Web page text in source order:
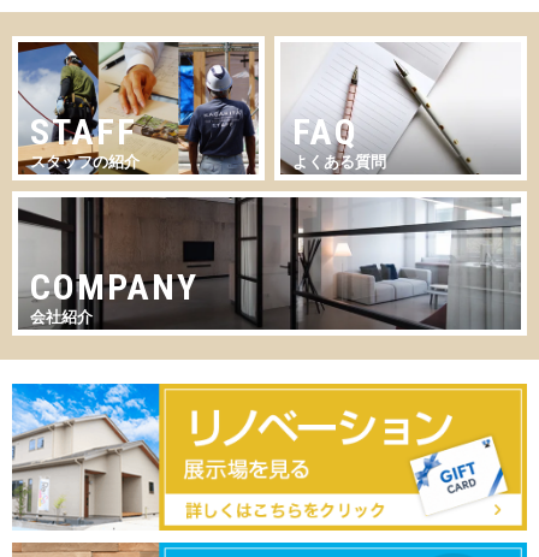
STAFF
スタッフの紹介
FAQ
よくある質問
COMPANY
会社紹介